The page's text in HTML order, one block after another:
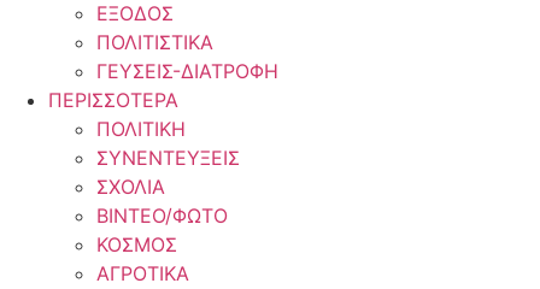
ΕΞΟΔΟΣ
ΠΟΛΙΤΙΣΤΙΚΑ
ΓΕΥΣΕΙΣ-ΔΙΑΤΡΟΦΗ
ΠΕΡΙΣΣΟΤΕΡΑ
ΠΟΛΙΤΙΚΗ
ΣΥΝΕΝΤΕΥΞΕΙΣ
ΣΧΟΛΙΑ
ΒΙΝΤΕΟ/ΦΩΤΟ
ΚΟΣΜΟΣ
ΑΓΡΟΤΙΚΑ